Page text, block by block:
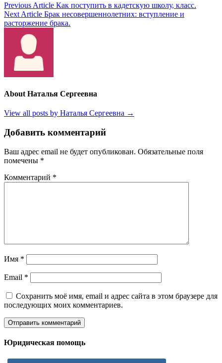
Previous Article Как поступить в кадетскую школу, класс.
Next Article Брак несовершеннолетних: вступление и
расторжение брака.
About Наталья Сергеевна
View all posts by Наталья Сергеевна →
Добавить комментарий
Ваш адрес email не будет опубликован. Обязательные поля
помечены *
Комментарий *
Имя *
Email *
Сохранить моё имя, email и адрес сайта в этом браузере для
последующих моих комментариев.
Юридическая помощь